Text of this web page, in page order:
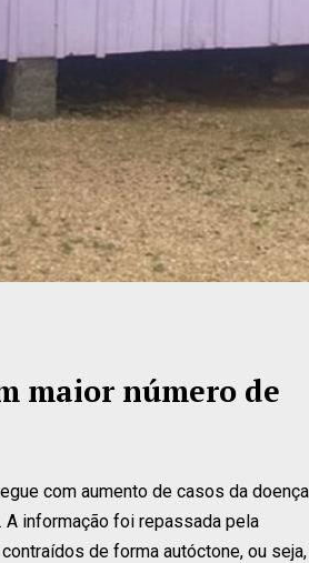
maior número de
com aumento de casos da
A informação foi repassada pela
de forma autóctone, ou seja,